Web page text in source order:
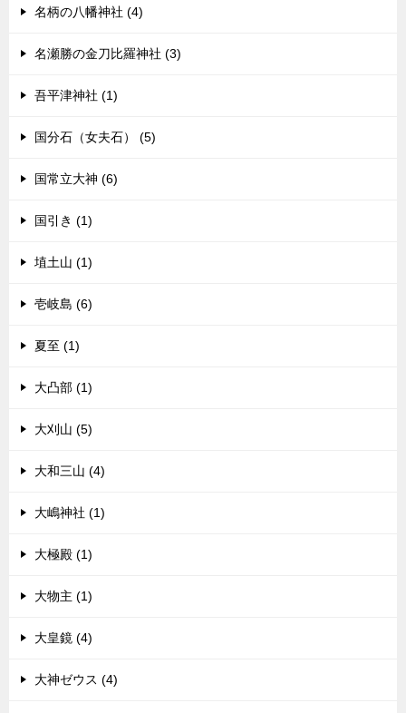
名柄の八幡神社 (4)
名瀬勝の金刀比羅神社 (3)
吾平津神社 (1)
国分石（女夫石） (5)
国常立大神 (6)
国引き (1)
埴土山 (1)
壱岐島 (6)
夏至 (1)
大凸部 (1)
大刈山 (5)
大和三山 (4)
大嶋神社 (1)
大極殿 (1)
大物主 (1)
大皇鏡 (4)
大神ゼウス (4)